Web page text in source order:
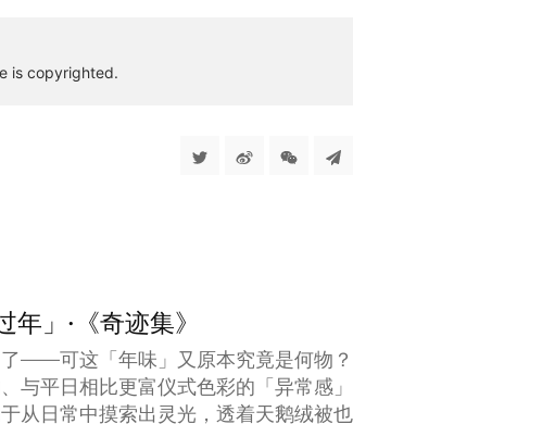
is copyrighted.
」·《奇迹集》
——可这「年味」又原本究竟是何物？
与平日相比更富仪式色彩的「异常感」
从日常中摸索出灵光，透着天鹅绒被也